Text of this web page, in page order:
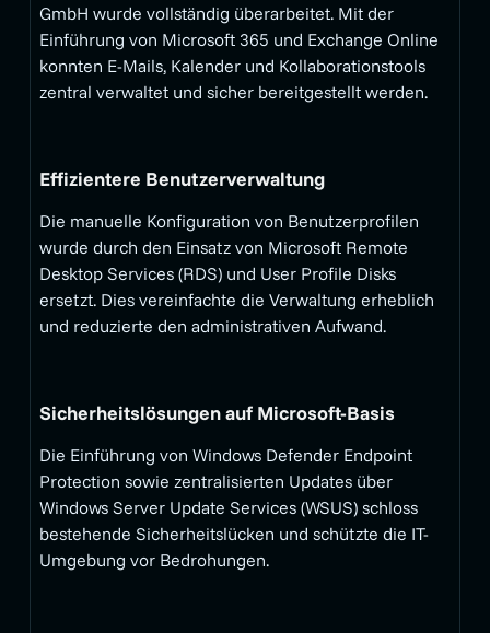
GmbH wurde vollständig überarbeitet. Mit der
Einführung von Microsoft 365 und Exchange Online
konnten E-Mails, Kalender und Kollaborationstools
zentral verwaltet und sicher bereitgestellt werden.
Effizientere Benutzerverwaltung
Die manuelle Konfiguration von Benutzerprofilen
wurde durch den Einsatz von Microsoft Remote
Desktop Services (RDS) und User Profile Disks
ersetzt. Dies vereinfachte die Verwaltung erheblich
und reduzierte den administrativen Aufwand.
Sicherheitslösungen auf Microsoft-Basis
Die Einführung von Windows Defender Endpoint
Protection sowie zentralisierten Updates über
Windows Server Update Services (WSUS) schloss
bestehende Sicherheitslücken und schützte die IT-
Umgebung vor Bedrohungen.